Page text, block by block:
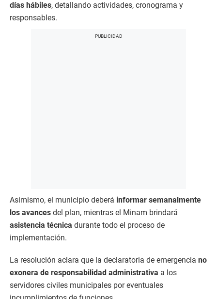
días hábiles, detallando actividades, cronograma y
responsables.
Asimismo, el municipio deberá informar semanalmente
los avances del plan, mientras el Minam brindará
asistencia técnica durante todo el proceso de
implementación.
La resolución aclara que la declaratoria de emergencia no
exonera de responsabilidad administrativa a los
servidores civiles municipales por eventuales